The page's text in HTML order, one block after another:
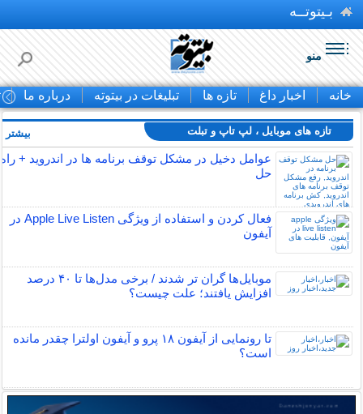
بـیتوتــه
منو
خانه اخبار داغ تازه ها تبلیغات در بیتوته درباره ما
تازه های موبایل ، لپ تاپ و تبلت
عوامل دخیل در مشکل توقف برنامه ها در اندروید + راه
حل
فعال کردن و استفاده از ویژگی Apple Live Listen در
آیفون
موبایل‌ها گران تر شدند / برخی مدل‌ها تا ۴۰ درصد
افزایش یافتند؛ علت چیست؟
تا رونمایی از آیفون ۱۸ پرو و آیفون اولترا چقدر مانده
است؟
بیشتر